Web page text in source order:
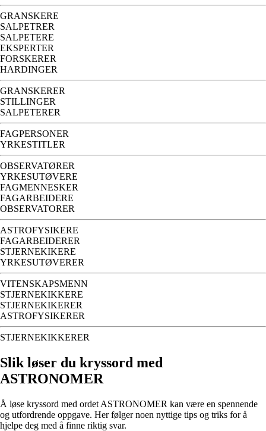
GRANSKERE
SALPETRER
SALPETERE
EKSPERTER
FORSKERER
HARDINGER
GRANSKERER
STILLINGER
SALPETERER
FAGPERSONER
YRKESTITLER
OBSERVATØRER
YRKESUTØVERE
FAGMENNESKER
FAGARBEIDERE
OBSERVATORER
ASTROFYSIKERE
FAGARBEIDERER
STJERNEKIKERE
YRKESUTØVERER
VITENSKAPSMENN
STJERNEKIKKERE
STJERNEKIKERER
ASTROFYSIKERER
STJERNEKIKKERER
Slik løser du kryssord med
ASTRONOMER
Å løse kryssord med ordet ASTRONOMER kan være en spennende
og utfordrende oppgave. Her følger noen nyttige tips og triks for å
hjelpe deg med å finne riktig svar.